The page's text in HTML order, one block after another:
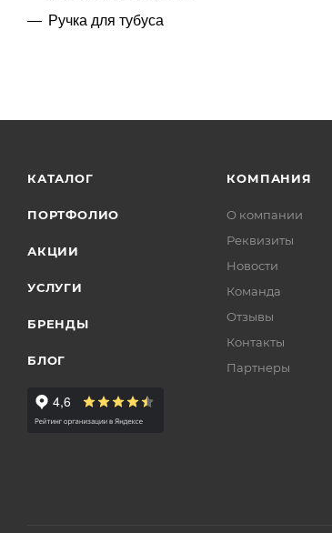
Ручка для тубуса
КАТАЛОГ
ПОРТФОЛИО
АКЦИИ
УСЛУГИ
БРЕНДЫ
БЛОГ
КОМПАНИЯ
О компании
Реквизиты
Новости
Команда
Отзывы
Контакты
Партнеры